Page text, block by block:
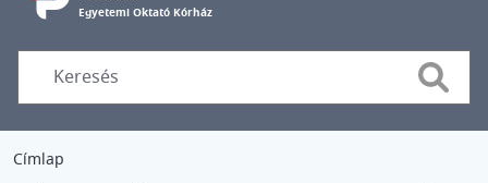
Egyetemi Oktató Kórház
Search
Címlap